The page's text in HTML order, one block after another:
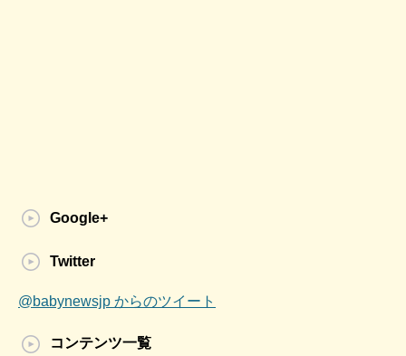
Google+
Twitter
@babynewsjp からのツイート
コンテンツ一覧